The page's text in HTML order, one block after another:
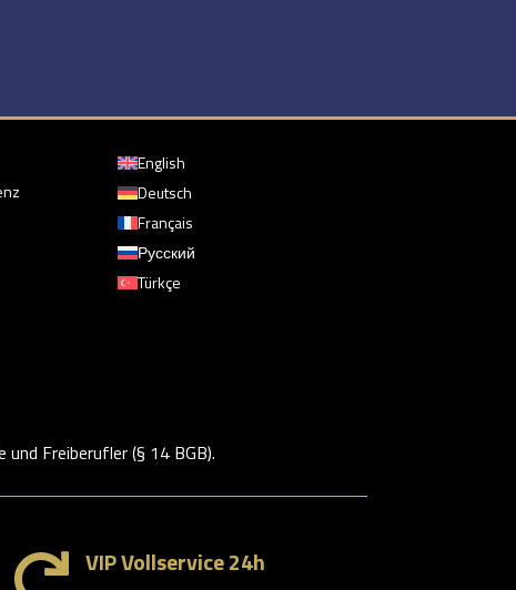
English
Deutsch
Français
Русский
Türkçe
Freiberufler (§ 14 BGB).
VIP Vollservice 24h